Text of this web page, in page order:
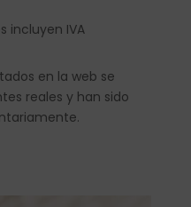
incluyen IVA
en la web se
reales y han sido